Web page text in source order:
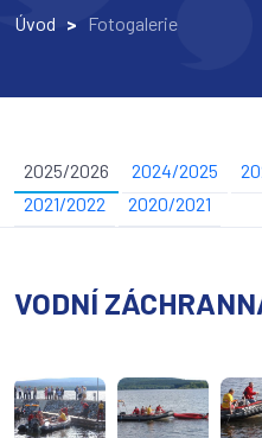
Úvod > Fotogalerie
2025/2026 2024/2025
2021/2022
2020/2021
VODNÍ